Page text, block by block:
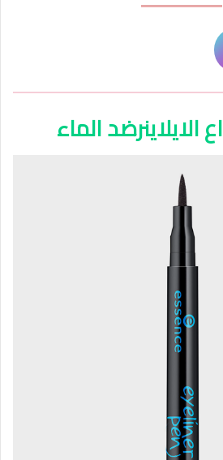
الايلاينرضد الماء